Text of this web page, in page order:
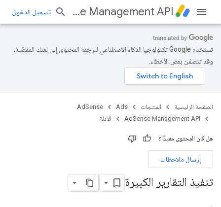
AdSense Management API تسجيل الدخول
تستخدم Google تكنولوجيا الذكاء الاصطناعي لترجمة المحتوى إلى لغتك المفضّلة،
وقد تتضمّن بعض الأخطاء.
الصفحة الرئيسية المنتجات Ads
AdSense
AdSense Management API
الأدلة
هل كان المحتوى مفيدًا؟
إرسال ملاحظات
تنفيذ التقارير الكبيرة